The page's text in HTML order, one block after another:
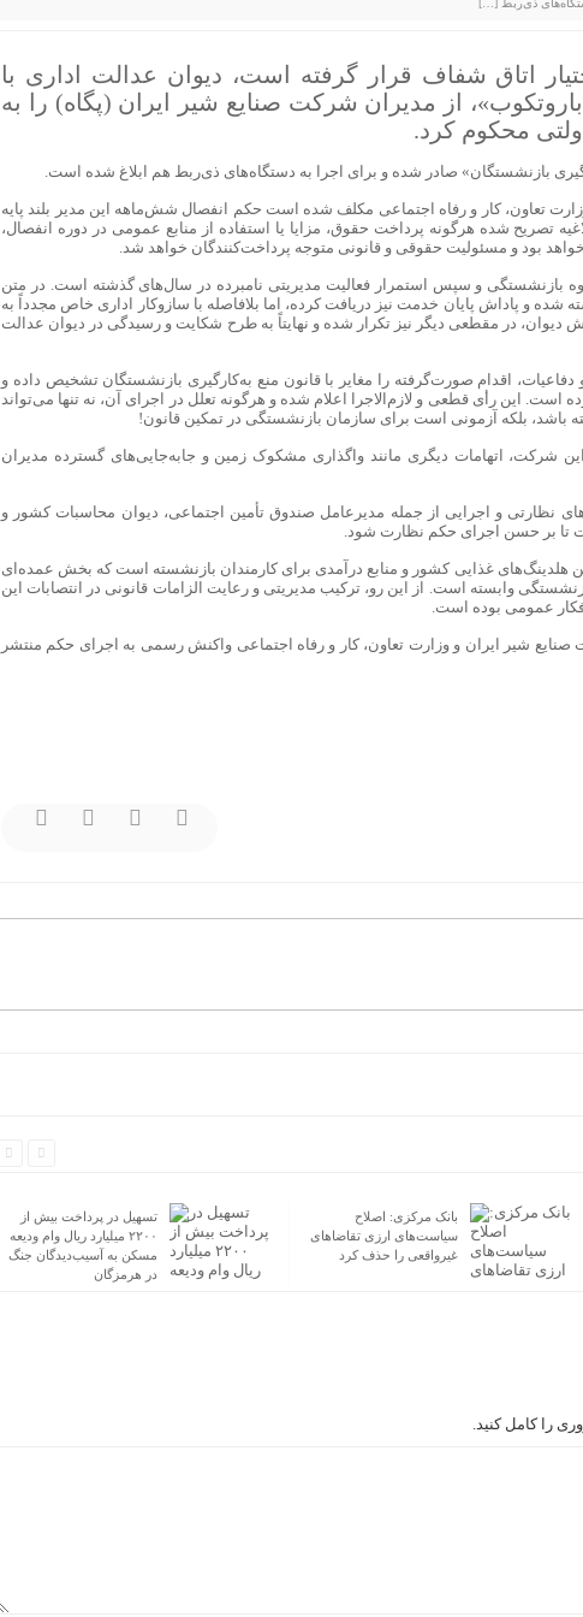
ذی‌ربط […]
اتاق شفاف قرار گرفته است، دیوان عدالت اداری با
از مدیران شرکت صنایع شیر ایران (پگاه) را به
محکوم کرد.
بازنشستگان» صادر شده و برای اجرا به دستگاه‌های ذی‌ربط هم ابلاغ شده است.
تعاون، کار و رفاه اجتماعی مکلف شده است حکم انفصال شش‌ماهه این مدیر بلند پایه
تصریح شده هرگونه پرداخت حقوق، مزایا یا استفاده از منابع عمومی در دوره انفصال،
بود و مسئولیت حقوقی و قانونی متوجه پرداخت‌کنندگان خواهد شد.
بازنشستگی و سپس استمرار فعالیت مدیریتی نامبرده در سال‌های گذشته است. در متن
است که وی در سال ۱۳۸۷ بازنشسته شده و پاداش پایان خدمت نیز دریافت کرده، اما بلافاصله با سازوکار اداری خاص مجدداً به
دیوان، در مقطعی دیگر نیز تکرار شده و نهایتاً به طرح شکایت و رسیدگی در دیوان عدالت
اقدام صورت‌گرفته را مغایر با قانون منع به‌کارگیری بازنشستگان تشخیص داده و
این رأی قطعی و لازم‌الاجرا اعلام شده و هرگونه تعلل در اجرای آن، نه تنها می‌تواند
باشد، بلکه آزمونی است برای سازمان بازنشستگی در تمکین قانون!
شرکت، اتهامات دیگری مانند واگذاری مشکوک زمین و جابه‌جایی‌های گسترده مدیران
نظارتی و اجرایی از جمله مدیرعامل صندوق تأمین اجتماعی، دیوان محاسبات کشور و
تا بر حسن اجرای حکم نظارت شود.
هلدینگ‌های غذایی کشور و منابع درآمدی برای کارمندان بازنشسته است که بخش عمده‌ای
وابسته است. از این رو، ترکیب مدیریتی و رعایت الزامات قانونی در انتصابات این
عمومی بوده است.
شیر ایران و وزارت تعاون، کار و رفاه اجتماعی واکنش رسمی به اجرای حکم منتشر
تسهیل در پرداخت بیش از
۲۲۰۰ میلیارد ریال وام ودیعه
مسکن به آسیب‌دیدگان جنگ
در هرمزگان
بانک مرکزی: اصلاح
سیاست‌های ارزی تقاضاهای
غیرواقعی را حذف کرد
را کامل کنید.